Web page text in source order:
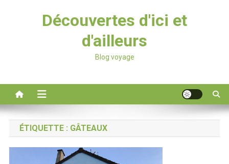
Découvertes d'ici et
d'ailleurs
Blog voyage
ÉTIQUETTE : GÂTEAUX